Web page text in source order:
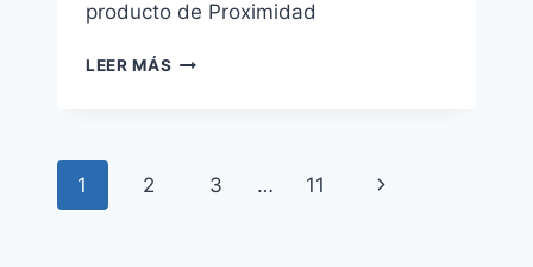
producto de Proximidad
LEER MÁS CAFETERÍAS
Navegación
1 2 3 … 11
Siguiente